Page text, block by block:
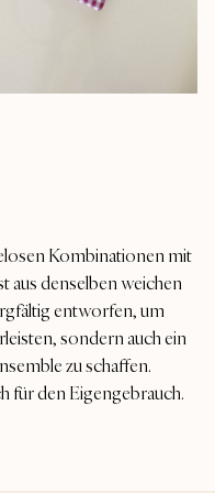
Kombinationen mit
aus denselben weichen
entworfen, um
sondern auch ein
zu schaffen.
für den Eigengebrauch.